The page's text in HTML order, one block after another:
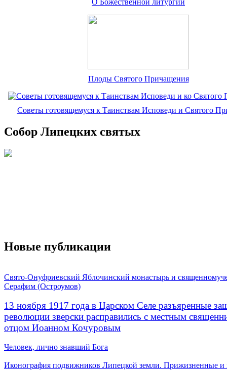
О Божественной литургии
Плоды Святого Причащения
Советы готовящемуся к Таинствам Исповеди и Святого
Собор Липецких святых
Новые публикации
Свято-Онуфриевский Яблочинский монастырь и
Серафим (Остроумов)
13 ноября 1917 года в Царском Селе разъяренные
революции зверски расправились с местным
отцом Иоанном Кочуровым
Человек, лично знавший Бога
Иконография подвижников Липецкой земли. Прижизненные и